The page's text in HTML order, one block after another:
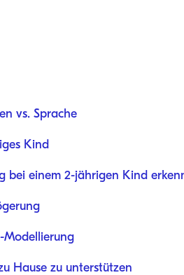
vs. Sprache
Kind
bei einem 2-jährigen Kind
Modellierung
Hause zu unterstützen